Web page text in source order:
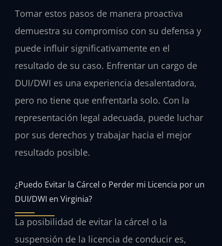
Tomar estos pasos de manera proactiva
demuestra su compromiso con su defensa y
puede influir significativamente en el
resultado de su caso. Enfrentar un cargo de
DUI/DWI es una experiencia desalentadora,
pero no tiene que enfrentarla solo. Con la
representación legal adecuada, puede luchar
por sus derechos y trabajar hacia el mejor
resultado posible.
¿Puedo Evitar la Cárcel o Perder mi Licencia por un
DUI/DWI en Virginia?
La posibilidad de evitar la cárcel o la
suspensión de la licencia de conducir es,